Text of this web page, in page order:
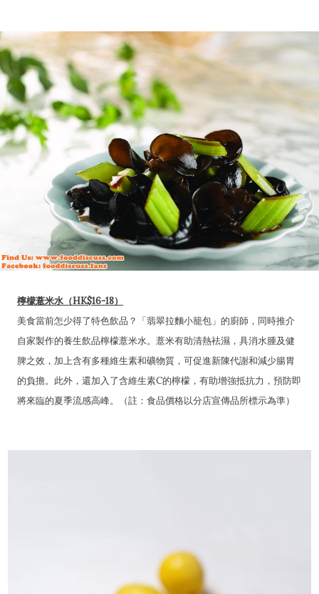
檸檬薏米水（HK$16-18）
美食當前怎少得了特色飲品？「翡翠拉麵小籠包」的廚師，同時推介
自家製作的養生飲品檸檬薏米水。薏米有助清熱袪濕，具消水腫及健
脾之效，加上含有多種維生素和礦物質，可促進新陳代謝和減少腸胃
的負擔。此外，還加入了含維生素C的檸檬，有助增強抵抗力，預防即
將來臨的夏季流感高峰。（註：食品價格以分店宣傳品所標示為準）